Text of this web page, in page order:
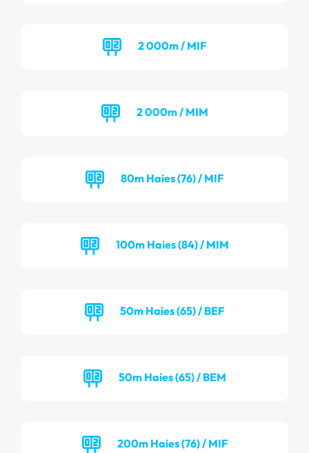
2 000m / MIF
2 000m / MIM
80m Haies (76) / MIF
100m Haies (84) / MIM
50m Haies (65) / BEF
50m Haies (65) / BEM
200m Haies (76) / MIF